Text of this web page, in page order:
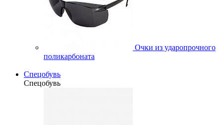
Очки из ударопрочного
поликарбоната
Спецобувь
Спецобувь